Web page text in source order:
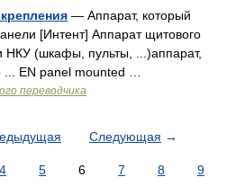
— Аппарат, который
[Интент] Аппарат щитового
НКУ (шкафы, пульты, ...)аппарат,
... EN panel mounted …
переводчика
Следующая →
4 5 6 7 8
9